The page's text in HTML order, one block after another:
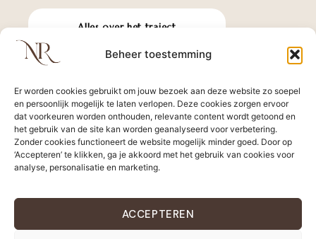
Beheer toestemming
Er worden cookies gebruikt om jouw bezoek aan deze website zo soepel
en persoonlijk mogelijk te laten verlopen. Deze cookies zorgen ervoor
dat voorkeuren worden onthouden, relevante content wordt getoond en
het gebruik van de site kan worden geanalyseerd voor verbetering.
Zonder cookies functioneert de website mogelijk minder goed. Door op
‘Accepteren’ te klikken, ga je akkoord met het gebruik van cookies voor
analyse, personalisatie en marketing.
ACCEPTEREN
Alles over het traject
Over Nathalie